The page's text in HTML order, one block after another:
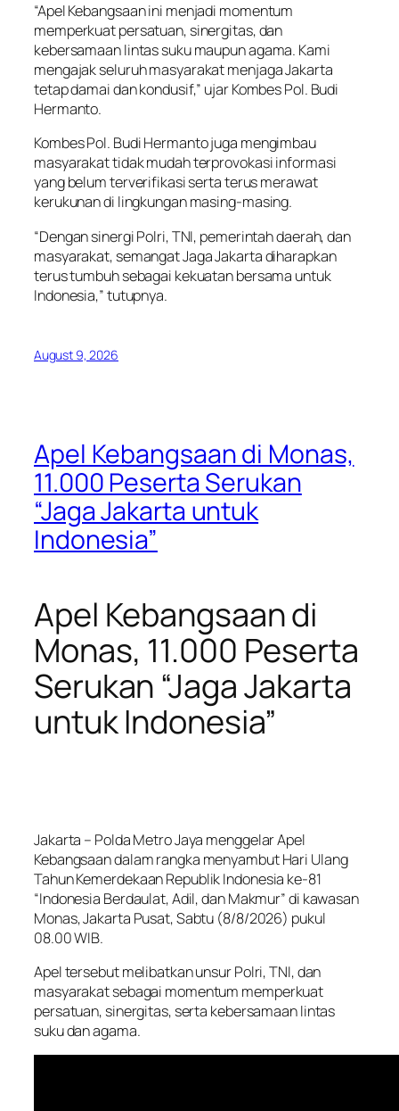
“Apel Kebangsaan ini menjadi momentum
memperkuat persatuan, sinergitas, dan
kebersamaan lintas suku maupun agama. Kami
mengajak seluruh masyarakat menjaga Jakarta
tetap damai dan kondusif,” ujar Kombes Pol. Budi
Hermanto.
Kombes Pol. Budi Hermanto juga mengimbau
masyarakat tidak mudah terprovokasi informasi
yang belum terverifikasi serta terus merawat
kerukunan di lingkungan masing-masing.
“Dengan sinergi Polri, TNI, pemerintah daerah, dan
masyarakat, semangat Jaga Jakarta diharapkan
terus tumbuh sebagai kekuatan bersama untuk
Indonesia,” tutupnya.
August 9, 2026
Apel Kebangsaan di Monas,
11.000 Peserta Serukan
“Jaga Jakarta untuk
Indonesia”
Apel Kebangsaan di
Monas, 11.000 Peserta
Serukan “Jaga Jakarta
untuk Indonesia”
Jakarta – Polda Metro Jaya menggelar Apel
Kebangsaan dalam rangka menyambut Hari Ulang
Tahun Kemerdekaan Republik Indonesia ke-81
“Indonesia Berdaulat, Adil, dan Makmur” di kawasan
Monas, Jakarta Pusat, Sabtu (8/8/2026) pukul
08.00 WIB.
Apel tersebut melibatkan unsur Polri, TNI, dan
masyarakat sebagai momentum memperkuat
persatuan, sinergitas, serta kebersamaan lintas
suku dan agama.